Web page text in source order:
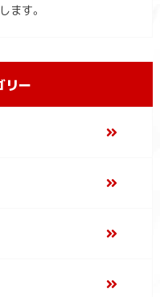
ます。
リー